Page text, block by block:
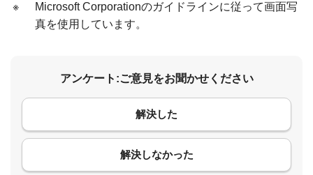
※
Microsoft Corporationのガイドラインに従って画面写
真を使用しています。
アンケート:ご意見をお聞かせください
解決した
解決しなかった
コメント